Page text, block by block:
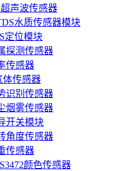
超声波传感器
水质传感器模块
定位模块
探测传感器
传感器
体传感器
识别传感器
烟雾传感器
开关模块
角度传感器
传感器
颜色传感器